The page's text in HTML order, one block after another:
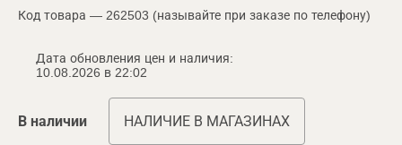
Код товара — 262503 (называйте при заказе по телефону)
Дата обновления цен и наличия:
10.08.2026 в 22:02
В наличии НАЛИЧИЕ В МАГАЗИНАХ